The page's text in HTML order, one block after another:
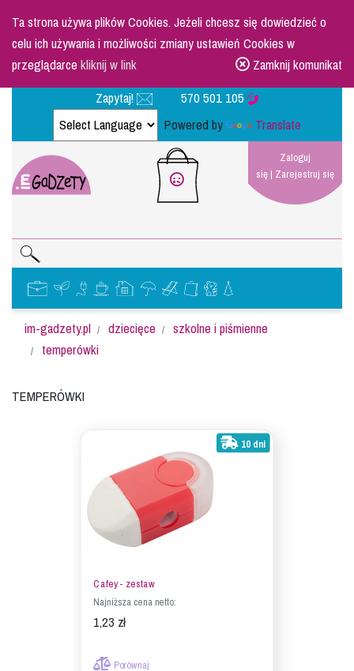
Ta strona używa plików Cookies. Jeżeli chcesz się dowiedzieć o
celu ich używania i możliwości zmiany ustawień Cookies w
przeglądarcekliknij w link
Zamknij komunikat
Zapytaj!
570 501 105
Powered by
Translate
Zaloguj
się| Zarejestruj się
im-gadzety.pl dziecięce
szkolne i piśmienne
temperówki
Temperówki
10 dni
Cafey - zestaw
Najniższa cena netto:
1,23 zł
Porównaj